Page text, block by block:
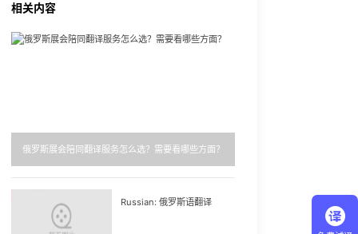
相关内容
俄罗斯展会陪同翻译服务怎么选？需要看哪些方面？
Russian: 俄罗斯语翻译